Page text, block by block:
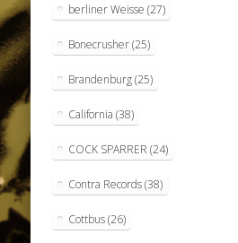
berliner Weisse (27)
Bonecrusher(25)
Brandenburg(25)
California (38)
COCK SPARRER (24)
Contra Records(38)
Cottbus(26)